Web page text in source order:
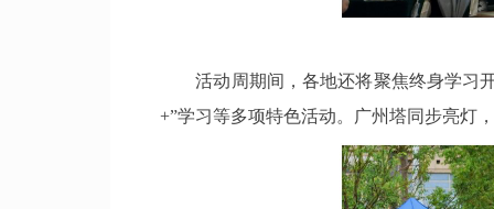
活动周期间，各地还将聚焦终身学习开
+”学习等多项特色活动。广州塔同步亮灯